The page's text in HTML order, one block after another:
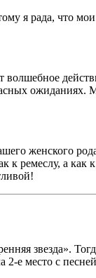
я рада, что
женского
ремеслу, а
звезда».
2-е место с